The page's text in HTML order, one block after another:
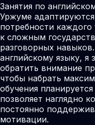
Занятия по
Уржуме
потребности
к сложным
разговорных
английскому языку,
обратить внимание
чтобы набрать
обучения
позволяет наглядно
постоянно
мотивации.